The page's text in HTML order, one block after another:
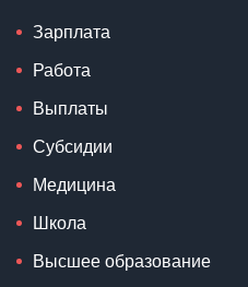
Зарплата
Работа
Выплаты
Субсидии
Медицина
Школа
Высшее образование